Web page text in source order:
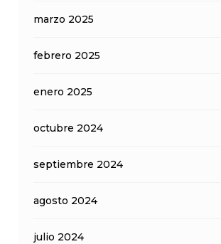
marzo 2025
febrero 2025
enero 2025
octubre 2024
septiembre 2024
agosto 2024
julio 2024